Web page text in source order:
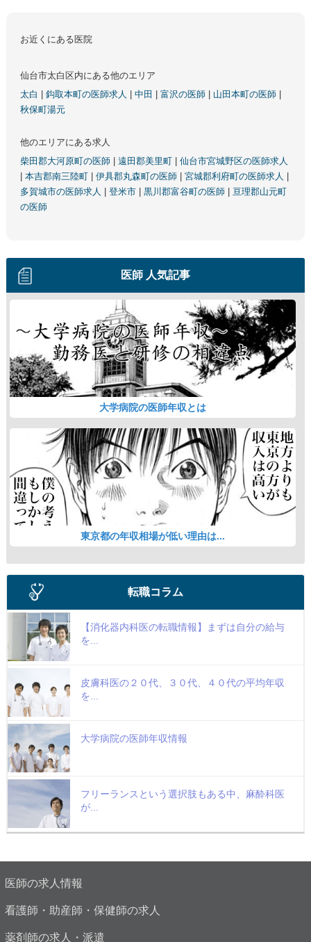
お近くにある医院
仙台市太白区内にある他のエリア
太白
鈎取本町の医師求人 中田 富沢の医師 山田本町の医師
秋保町湯元
他のエリアにある求人
柴田郡大河原町の医師
遠田郡美里町
仙台市宮城野区の医師求人
本吉郡南三陸町 伊具郡丸森町の医師 宮城郡利府町の医師求人
多賀城市の医師求人
登米市 黒川郡富谷町の医師
亘理郡山元町
の医師
医師 人気記事
大学病院の医師年収とは
東京都の年収相場が低い理由は...
転職コラム
【消化器内科医の転職情報】まずは自分の給与
を...
皮膚科医の２０代、３０代、４０代の平均年収
を...
大学病院の医師年収情報
フリーランスという選択肢もある中、麻酔科医
が...
医師の求人情報
看護師・助産師・保健師の求人
薬剤師の求人・派遣